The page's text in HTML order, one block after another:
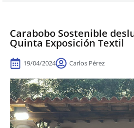
Carabobo Sostenible
Quinta Exposición Textil
19/04/2024 Carlos Pérez